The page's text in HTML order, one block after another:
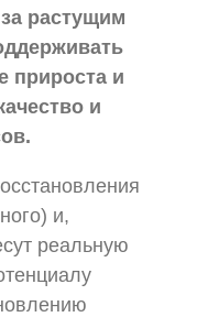
растущим
прироста и
и
и,
реальную